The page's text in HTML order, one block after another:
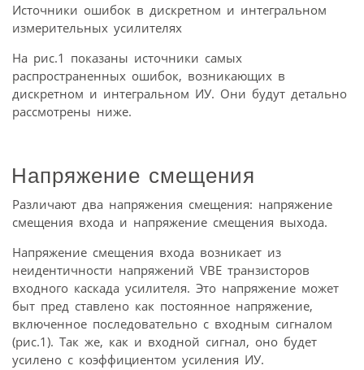
Источники ошибок в дискретном и интегральном
измерительных усилителях
На рис.1 показаны источники самых
распространенных ошибок, возникающих в
дискретном и интегральном ИУ. Они будут детально
рассмотрены ниже.
Напряжение смещения
Различают два напряжения смещения: напряжение
смещения входа и напряжение смещения выхода.
Напряжение смещения входа возникает из
неидентичности напряжений VBE транзисторов
входного каскада усилителя. Это напряжение может
быт пред ставлено как постоянное напряжение,
включенное последовательно с входным сигналом
(рис.1). Так же, как и входной сигнал, оно будет
усилено с коэффициентом усиления ИУ.